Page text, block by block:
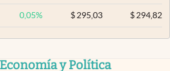
0,05% $ 295,03 $294,82
y Política